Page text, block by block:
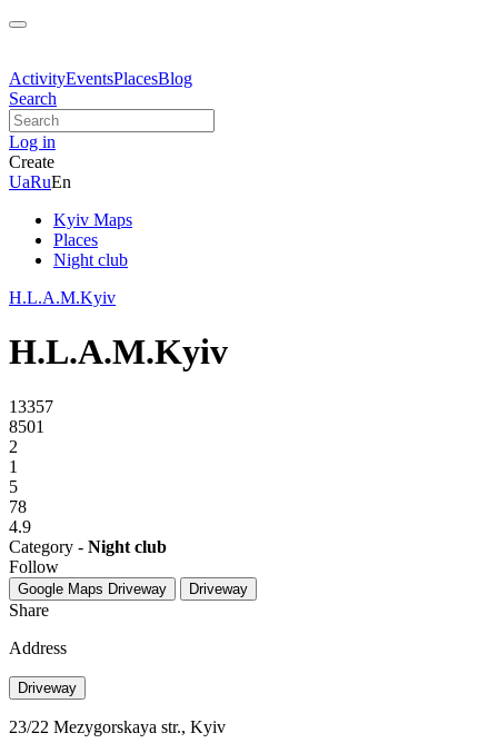
ActivityEventsPlacesBlog
Search
Log in
Create
UaRuEn
Kyiv Maps
Places
Night club
H.L.A.M.Kyiv
H.L.A.M.Kyiv
13357
8501
2
1
5
78
4.9
Category - Night club
Follow
Google Maps Driveway Driveway
Share
Address
Driveway
23/22 Mezygorskaya str., Kyiv